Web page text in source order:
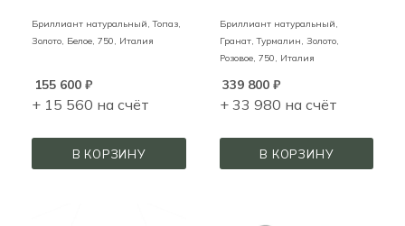
Бриллиант натуральный, Топаз,
Золото, Белое, 750, Италия
155 600 ₽
+ 15 560 на счёт
В КОРЗИНУ
Бриллиант натуральный,
Гранат, Турмалин, Золото,
Розовое, 750, Италия
339 800₽
+ 33 980 на счёт
В КОРЗИНУ